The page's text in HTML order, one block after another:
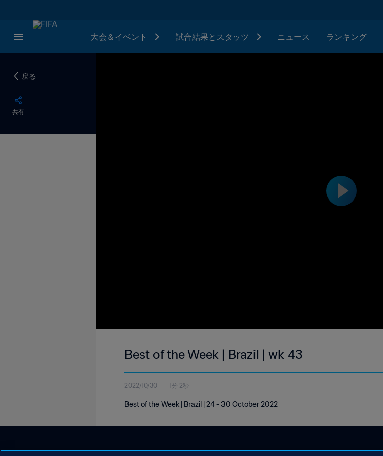
大会＆イベント 試合結果とスタッツ ニュース ランキング
戻る
共有
Best of the Week | Brazil | wk 43
2022/10/30 1分 2秒
Best of the Week | Brazil | 24 - 30 October 2022